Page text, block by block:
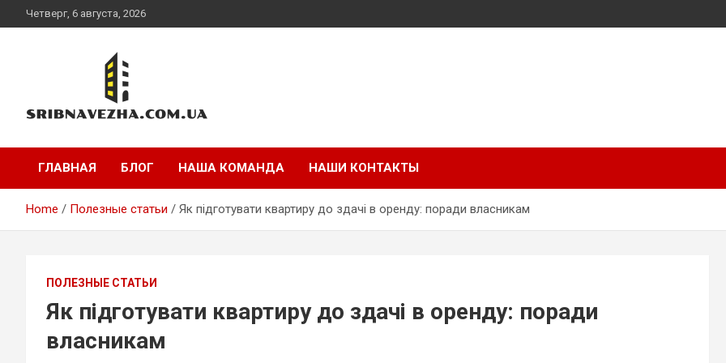
to
Четверг, 6 августа, 2026
sribnavezha.com.ua
ГЛАВНАЯ БЛОГ НАША КОМАНДА НАШИ КОНТАКТЫ
Home Полезные статьи Як підготувати квартиру до здачі в оренду: поради власникам
ПОЛЕЗНЫЕ СТАТЬИ
Як підготувати квартиру до здачі в оренду: поради
власникам